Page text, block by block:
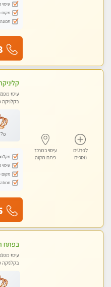
עיסוי
מקום
לפרטים
נוספים
עיסוי במרכז
פתח-תקוה
עיסוי
עיסוי
מקום
עיסוי